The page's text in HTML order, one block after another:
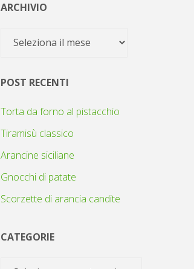
ARCHIVIO
Archivio
POST RECENTI
Torta da forno al pistacchio
Tiramisù classico
Arancine siciliane
Gnocchi di patate
Scorzette di arancia candite
CATEGORIE
Categorie